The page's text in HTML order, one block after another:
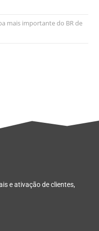
mais importante do BR de
e ativação de clientes,